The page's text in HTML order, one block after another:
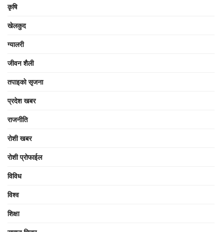
कृषि
खेलकुद
ग्यालरी
जीवन शैली
तपाइको सृजना
प्रदेश खबर
राजनीति
रोशी खबर
रोशी प्रोफाईल
विविध
विश्व
शिक्षा